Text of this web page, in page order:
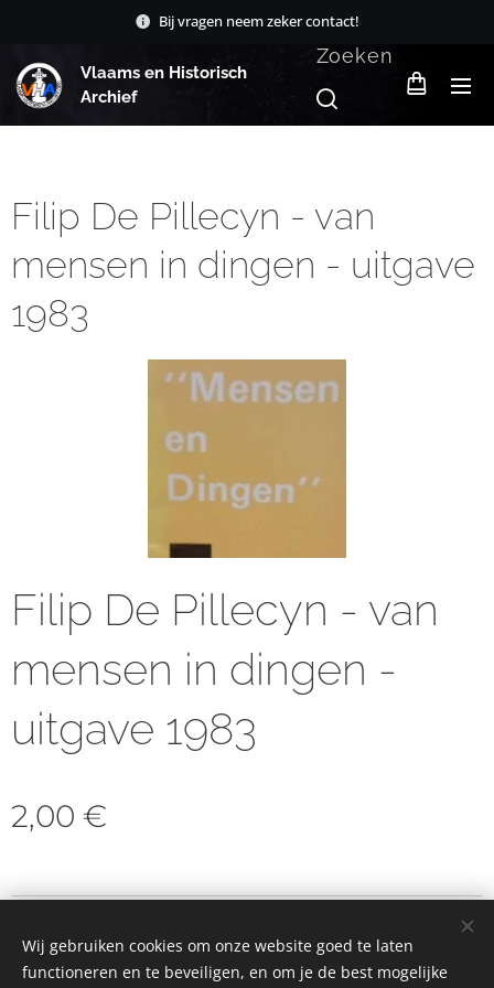
Bij vragen neem zeker contact!
Vlaams en Historisch
Archief
Zoeken
Filip De Pillecyn - van
mensen in dingen - uitgave
1983
Filip De Pillecyn - van
mensen in dingen -
uitgave 1983
2,00 €
Cookies
Wij gebruiken cookies om onze website goed te laten
functioneren en te beveiligen, en om je de best mogelijke